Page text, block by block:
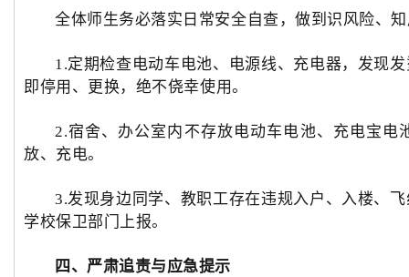
全体师生务必落实日常安全自查，做到识风险、
1.定期检查电动车电池、电源线、充电器，发现
即停用、更换，绝不侥幸使用。
2.宿舍、办公室内不存放电动车电池、充电宝电
放、充电。
3.发现身边同学、教职工存在违规入户、入楼、
学校保卫部门上报。
四、严肃追责与应急提示